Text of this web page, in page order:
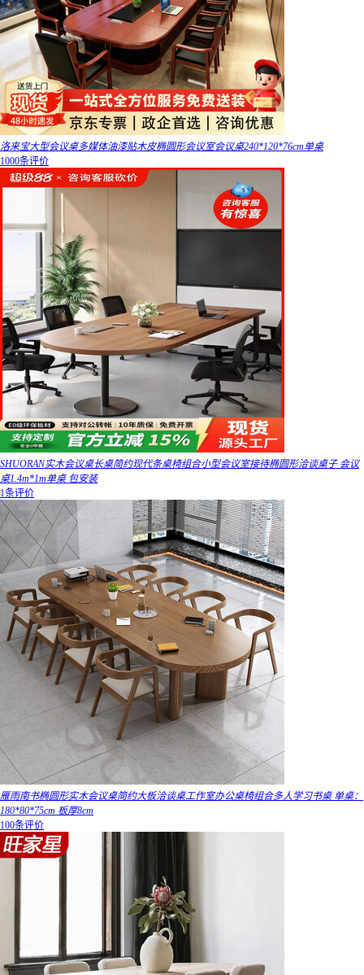
洛来宝大型会议桌多媒体油漆贴木皮椭圆形会议室会议桌240*120*76cm单桌
1000条评价
SHUORAN实木会议桌长桌简约现代条桌椅组合小型会议室接待椭圆形洽谈桌子 会议
桌1.4m*1m单桌 包安装
1条评价
雁雨南书椭圆形实木会议桌简约大板洽谈桌工作室办公桌椅组合多人学习书桌 单桌：
180*80*75cm 板厚8cm
100条评价